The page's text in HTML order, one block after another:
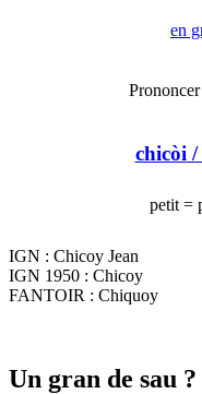
en
chicòi /
petit =
IGN : Chicoy Jean
IGN 1950 : Chicoy
FANTOIR : Chiquoy
Un gran de sau ?